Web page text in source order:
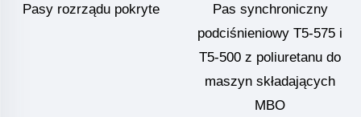
Pasy rozrządu pokryte
Pas synchroniczny
podciśnieniowy T5-575 i
T5-500 z poliuretanu do
maszyn składających
MBO